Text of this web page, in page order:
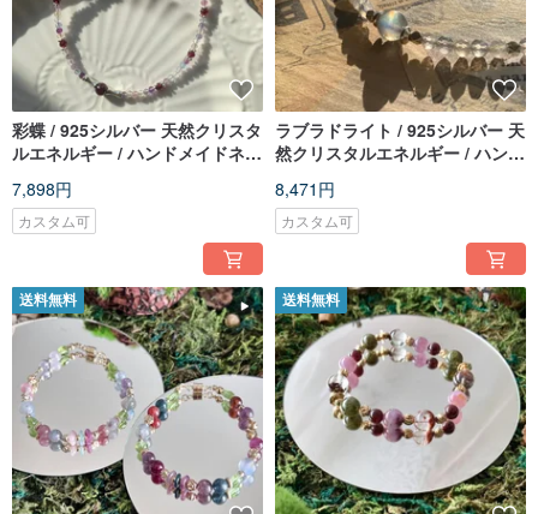
彩蝶 / 925シルバー 天然クリスタ
ルエネルギー / ハンドメイドネッ
7,898円
カスタム可
ラブラドライト / 925シルバー 天
然クリスタルエネルギー / ハンド
ト
8,471円
カスタム可
送料無料 送料無料